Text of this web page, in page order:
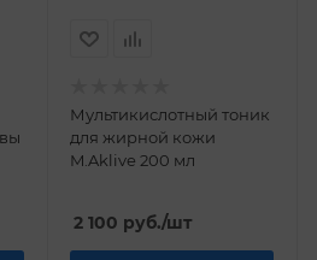
Мультикислотный тоник
для жирной кожи
M.Aklive 200 мл
2 100 руб./шт